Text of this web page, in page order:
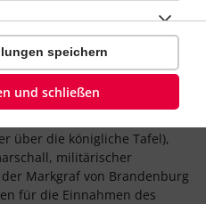
auch Reichserzkanzler für
für Italien) und Trier
sowie vier weltliche
(gleichzeitig
der Zuständige für Getränke
über die königliche Tafel),
militärischer
Markgraf von Brandenburg
für die Einnahmen des
speichern
und schließen